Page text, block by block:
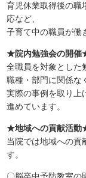
育児休業取得後の職
応など、
子育て中の職員が働
★院内勉強会の開
全職員を対象とした
職種・部門に関係な
実際の事例を取り上
進めています。
★地域への貢献活
当院では地域への貢
す。